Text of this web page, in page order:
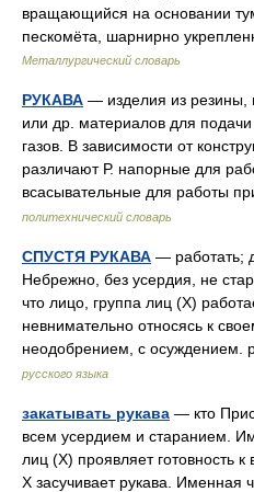
вращающийся на основании
пескомёта, шарнирно
Металлургический словарь
РУКАВА — изделия из резины,
или др. материалов для
газов. В зависимости от
различают Р. напорные для
всасывательные для работы
политехнический словарь
СПУСТЯ РУКАВА — работать;
Небрежно, без усердия, не
что лицо, группа лиц (Х)
невнимательно относясь к
неодобрением, с
русского языка
закатывать рукава — кто
всем усердием и старанием.
лиц (Х) проявляет готовность
Х засучивает рукава. Именная